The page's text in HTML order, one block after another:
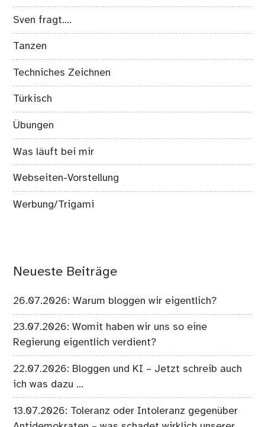
Sven fragt….
Tanzen
Techniches Zeichnen
Türkisch
Übungen
Was läuft bei mir
Webseiten-Vorstellung
Werbung/Trigami
Neueste Beiträge
26.07.2026: Warum bloggen wir eigentlich?
23.07.2026: Womit haben wir uns so eine
Regierung eigentlich verdient?
22.07.2026: Bloggen und KI – Jetzt schreib auch
ich was dazu …
13.07.2026: Toleranz oder Intoleranz gegenüber